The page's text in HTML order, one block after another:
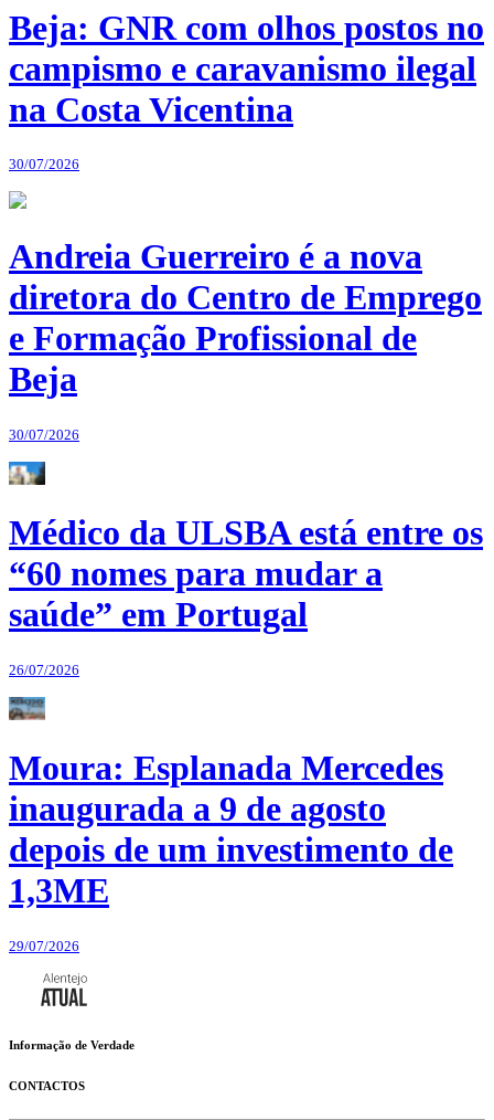
Beja: GNR com olhos postos no
campismo e caravanismo ilegal
na Costa Vicentina
30/07/2026
Andreia Guerreiro é a nova
diretora do Centro de Emprego
e Formação Profissional de
Beja
30/07/2026
Médico da ULSBA está entre os
“60 nomes para mudar a
saúde” em Portugal
26/07/2026
Moura: Esplanada Mercedes
inaugurada a 9 de agosto
depois de um investimento de
1,3ME
29/07/2026
Informação de Verdade
CONTACTOS